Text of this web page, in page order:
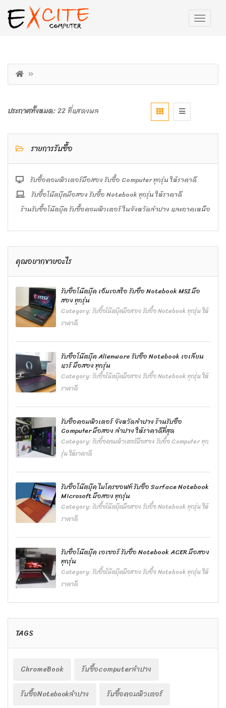
ประกาศทั้งหมด:22 ที่แสดงผล
รายการรับซื้อ
รับซื้อคอมพิวเตอร์มือสอง รับซื้อ Computer ทุกรุ่น ให้ราคาดี
รับซื้อโน๊ตบุ๊คมือสอง รับซื้อ Notebook ทุกรุ่น ให้ราคาดี
ร้านรับซื้อโน๊ตบุ๊ค รับซื้อคอมพิวเตอร์ ในจังหวัดลำปาง และภาคเหนือ
คุณอยากขายอะไร
รับซื้อโน๊ตบุ๊ค เอ็มเอสไอ รับซื้อ Notebook MSI มือ
สอง ทุกรุ่น
Category:รับซื้อโน๊ตบุ๊คมือสอง รับซื้อ Notebook ทุกรุ่น ให้
ราคาดี
รับซื้อโน๊ตบุ๊ค Alienware รับซื้อ Notebook เอเลียน
แวร์ มือสอง ทุกรุ่น
Category:รับซื้อโน๊ตบุ๊คมือสอง รับซื้อ Notebook ทุกรุ่น ให้
ราคาดี
รับซื้อคอมพิวเตอร์ จังหวัดลำปาง ร้านรับซื้อ
Computer มือสอง ลำปาง ให้ราคาดีที่สุด
Category:รับซื้อคอมพิวเตอร์มือสอง รับซื้อ Computer ทุก
รุ่น ให้ราคาดี
รับซื้อโน๊ตบุ๊ค ไมโครซอฟท์ รับซื้อ Surface Notebook
Microsoft มือสอง ทุกรุ่น
Category:รับซื้อโน๊ตบุ๊คมือสอง รับซื้อ Notebook ทุกรุ่น ให้
ราคาดี
รับซื้อโน๊ตบุ๊ค เอเซอร์ รับซื้อ Notebook ACER มือสอง
ทุกรุ่น
Category:รับซื้อโน๊ตบุ๊คมือสอง รับซื้อ Notebook ทุกรุ่น ให้
ราคาดี
TAGS
ChromeBook
รับซื้อcomputerลำปาง
รับซื้อNotebookลำปาง
รับซื้อคอมพิวเตอร์